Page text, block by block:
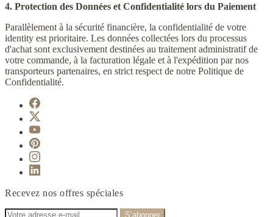
4. Protection des Données et Confidentialité lors du Paiement
Parallèlement à la sécurité financière, la confidentialité de votre
identity est prioritaire. Les données collectées lors du processus
d'achat sont exclusivement destinées au traitement administratif de
votre commande, à la facturation légale et à l'expédition par nos
transporteurs partenaires, en strict respect de notre Politique de
Confidentialité.
Recevez nos offres spéciales